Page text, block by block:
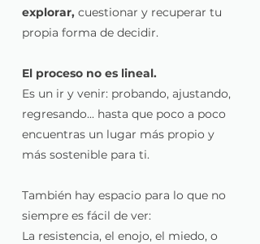
explorar, cuestionar y recuperar tu
propia forma de decidir.
El proceso no es lineal.
Es un ir y venir: probando, ajustando,
regresando... hasta que poco a poco
encuentras un lugar más propio y
más sostenible para ti.
También hay espacio para lo que no
siempre es fácil de ver:
La resistencia, el enojo, el miedo, o